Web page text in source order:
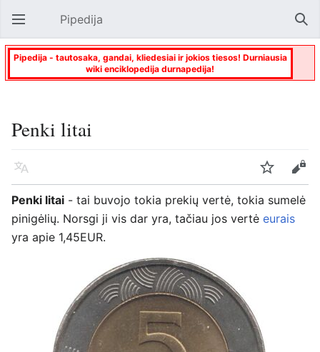
Atverti pagrindinį meniu Pipedija
Pipedija - tautosaka, gandai, kliedesiai ir jokios tiesos! Durniausia
wiki enciklopedija durnapedija!
Penki litai
Kalba Stebėti
Keisti
Penki litai - tai buvojo tokia prekių vertė, tokia sumelė
pinigėlių. Norsgi ji vis dar yra, tačiau jos vertė eurais
yra apie 1,45EUR.